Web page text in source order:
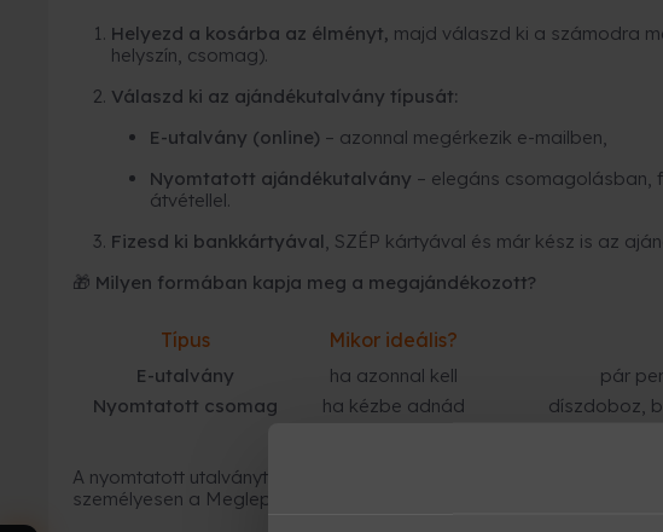
Helyezd a kosárba az élményt, majd válaszd ki a számodra
helyszín, csomag).
Válaszd ki az ajándékutalvány típusát:
E-utalvány (online) – azonnal megérkezik e-mailben,
Nyomtatott ajándékutalvány – elegáns csomagolásban,
átvétellel.
Fizesd ki bankkártyával, SZÉP kártyával és már kész is az
🎁 Milyen formában kapja meg a megajándékozott?
Típus Mikor ideális?
E-utalvány ha azonnal kell
pár
Nyomtatott csomag
ha kézbe adnád díszdoboz,
A nyomtatott utalványt kollégáink becsomagolják, és futárral
személyesen a Meglepkék irodájában.